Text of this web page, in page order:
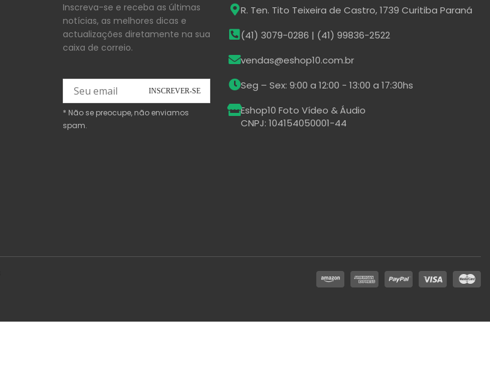
Inscreva-se e receba as últimas
notícias, as melhores dicas e
actualizações diretamente na sua
caixa de correio.
* Não se preocupe, não enviamos
spam.
R. Ten. Tito Teixeira de Castro, 1739 Curitiba Paraná
(41) 3079-0286 | (41) 99836-2522
vendas@eshop10.com.br
Seg – Sex: 9:00 a 12:00 - 13:00 a 17:30hs
Eshop10 Foto Vídeo & Áudio
CNPJ: 104154050001-44